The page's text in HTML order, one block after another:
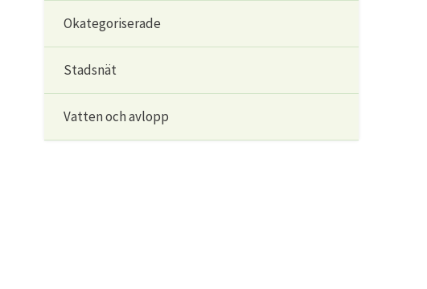
Okategoriserade
Stadsnät
Vatten och avlopp